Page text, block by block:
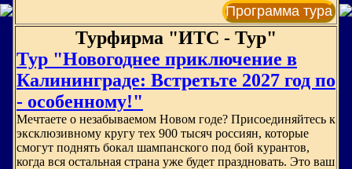
Программа тура
Турфирма "ИТС - Тур"
Тур "Новогоднее приключение в
Калининграде: Встретьте 2027 год по
- особенному!"
Мечтаете о незабываемом Новом годе? Присоединяйтесь к
эксклюзивному кругу тех 900 тысяч россиян, которые
смогут поднять бокал шампанского под бой курантов,
когда вся остальная страна уже будет праздновать. Это ваш